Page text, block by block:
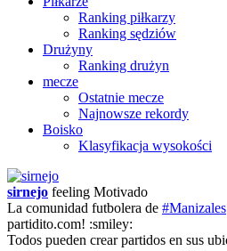
Ranking piłkarzy
Ranking sędziów
Drużyny
Ranking drużyn
mecze
Ostatnie mecze
Najnowsze rekordy
Boisko
Klasyfikacja wysokości
sirnejo feeling Motivado
La comunidad futbolera de #Manizales
partidito.com! :smiley:
Todos pueden crear partidos en sus